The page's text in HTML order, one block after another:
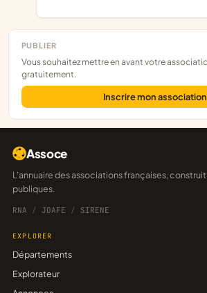
PUBLIER
Vous souhaitez mettre en avant votre association ? Inscrivez-la
gratuitement.
Inscrire mon association
Assoce
L'annuaire des associations françaises, construit sur les données
publiques.
RNA / JOAFE / SIRENE
EXPLORER
Départements
Explorateur